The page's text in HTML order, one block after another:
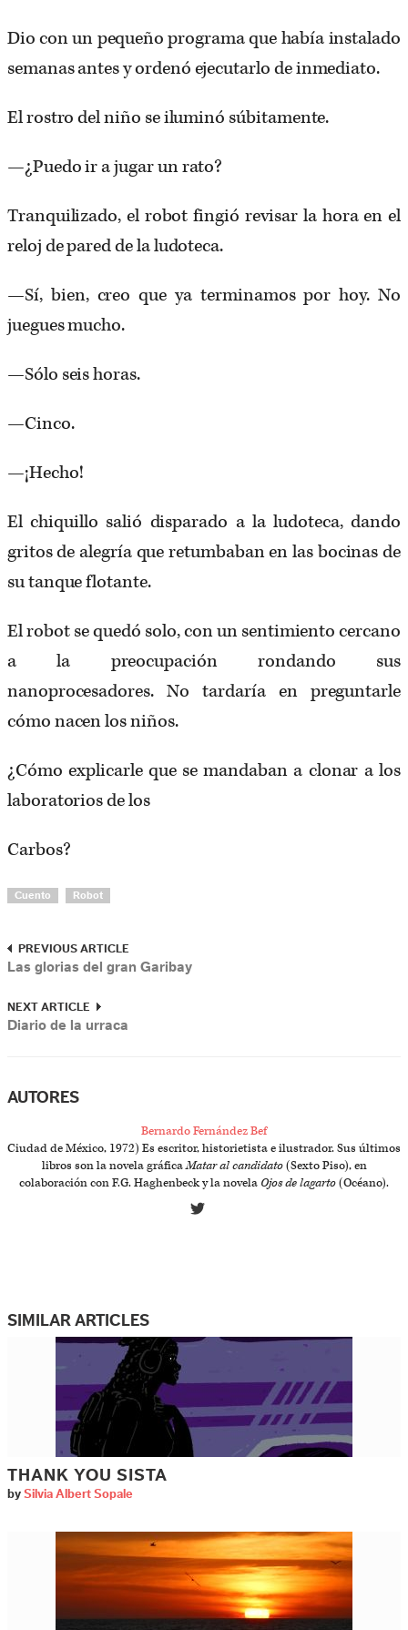
Dio con un pequeño programa que había instalado
semanas antes y ordenó ejecutarlo de inmediato.
El rostro del niño se iluminó súbitamente.
—¿Puedo ir a jugar un rato?
Tranquilizado, el robot fingió revisar la hora en el
reloj de pared de la ludoteca.
—Sí, bien, creo que ya terminamos por hoy. No
juegues mucho.
—Sólo seis horas.
—Cinco.
—¡Hecho!
El chiquillo salió disparado a la ludoteca, dando
gritos de alegría que retumbaban en las bocinas de
su tanque flotante.
El robot se quedó solo, con un sentimiento cercano
a la preocupación rondando sus
nanoprocesadores. No tardaría en preguntarle
cómo nacen los niños.
¿Cómo explicarle que se mandaban a clonar a los
laboratorios de los
Carbos?
Cuento Robot
PREVIOUS ARTICLE
Las glorias del gran Garibay
NEXT ARTICLE
Diario de la urraca
AUTORES
Bernardo Fernández Bef
Ciudad de México, 1972) Es escritor, historietista e ilustrador. Sus últimos
libros son la novela gráficaMatar al candidato(Sexto Piso), en
colaboración con F.G. Haghenbeck y la novela Ojos de lagarto(Océano).
SIMILAR ARTICLES
THANK YOU SISTA
by Silvia Albert Sopale